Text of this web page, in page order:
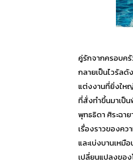
คู่รักจากครอบค
กลายเป็นไวรัลดั
แต่งงานที่ยิ่งให
ที่สั่งทำขึ้นมาเป็น
พุทธธิดา ศิระฉา
เรื่องราวของคว
และเบ่งบานเหมื
เปลี่ยนแปลงของ